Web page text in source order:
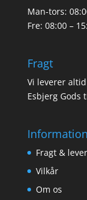
Man-tors:
Fre: 08:00 –
Fragt
Vi leverer
Esbjerg Gods
Information
Fragt &
Vilkår
Om os